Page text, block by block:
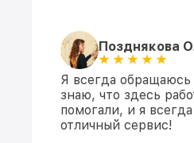
Позднякова
Я всегда обращаюсь
знаю, что здесь
помогали, и я
отличный сервис!